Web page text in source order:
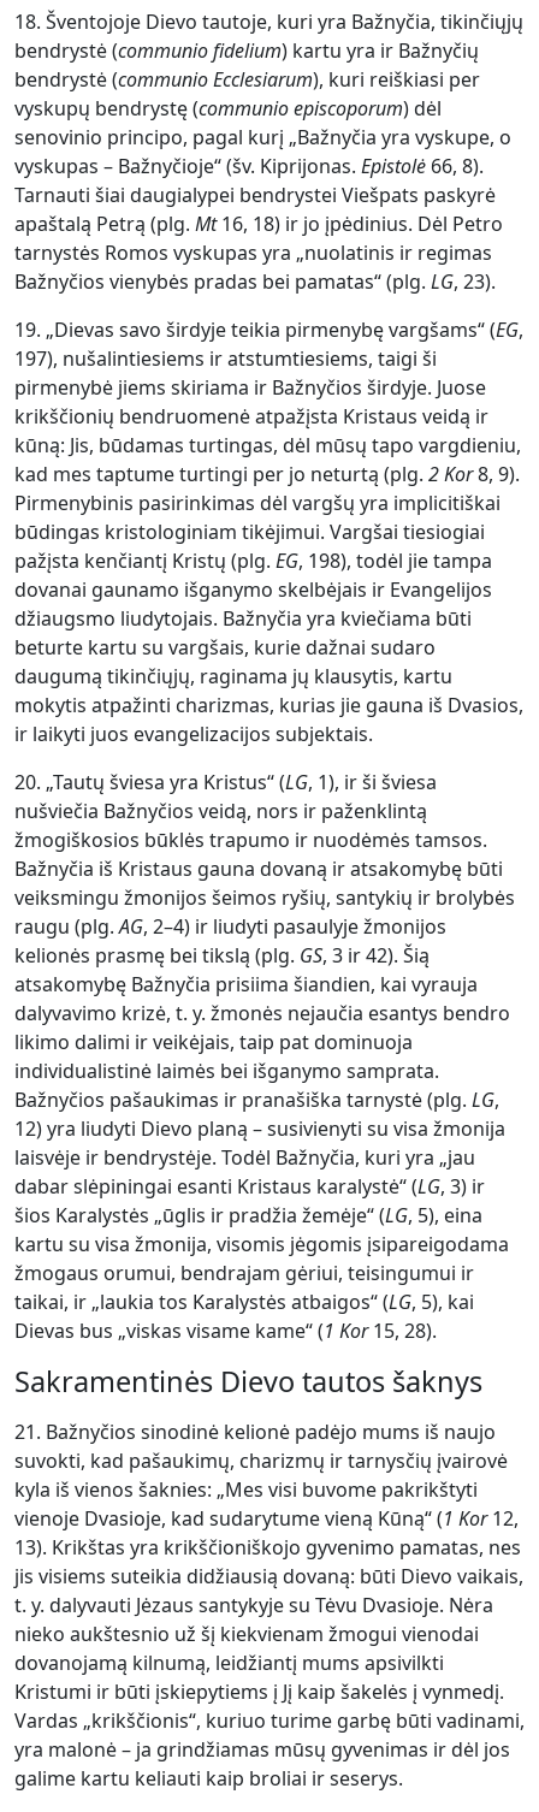
18. Šventojoje Dievo tautoje, kuri yra Bažnyčia, tikinčiųjų
bendrystė (communio fidelium) kartu yra ir Bažnyčių
bendrystė (communio Ecclesiarum), kuri reiškiasi per
vyskupų bendrystę (communioepiscoporum) dėl
senovinio principo, pagal kurį „Bažnyčia yra vyskupe, o
vyskupas – Bažnyčioje“ (šv. Kiprijonas. Epistolė 66, 8).
Tarnauti šiai daugialypei bendrystei Viešpats paskyrė
apaštalą Petrą (plg. Mt16, 18) ir jo įpėdinius. Dėl Pet­ro
tarnystės Romos vyskupas yra „nuolatinis ir regimas
Bažnyčios vienybės pradas bei pamatas“ (plg. LG, 23).
19. „Dievas savo širdyje teikia pirmenybę vargšams“ (EG,
197), nušalintiesiems ir atstumtiesiems, taigi ši
pirmenybė jiems skiriama ir Bažnyčios širdyje. Juose
krikščionių bendruomenė atpažįsta Kristaus veidą ir
kūną: Jis, būdamas turtingas, dėl mūsų tapo vargdieniu,
kad mes taptume turtingi per jo neturtą (plg. 2 Kor8, 9).
Pirmenybinis pasirinkimas dėl vargšų yra implicitiškai
būdingas kristologiniam tikėjimui. Vargšai tiesiogiai
pažįsta kenčiantį Kristų (plg. EG, 198), todėl jie tampa
dovanai gaunamo išganymo skelbėjais ir Evangelijos
džiaugsmo liudytojais. Bažnyčia yra kviečiama būti
beturte kartu su vargšais, kurie dažnai sudaro
daugumą tikinčiųjų, raginama jų klausytis, kartu
mokytis atpažinti charizmas, kurias jie gauna iš Dvasios,
ir laikyti juos evangelizacijos subjektais.
20. „Tautų šviesa yra Kristus“ (LG, 1), ir ši šviesa
nušviečia Bažnyčios veidą, nors ir paženklintą
žmogiškosios būklės trapumo ir nuodėmės tamsos.
Bažnyčia iš Kristaus gauna dovaną ir atsakomybę būti
veiksmingu žmonijos šeimos ryšių, santykių ir brolybės
raugu (plg.AG, 2–4) ir liudyti pasaulyje žmonijos
kelionės prasmę bei tikslą (plg. GS, 3 ir 42). Šią
atsakomybę Bažnyčia prisiima šiandien, kai vyrauja
dalyvavimo krizė, t. y. žmonės nejaučia esantys bendro
likimo dalimi ir veikėjais, taip pat dominuoja
individualistinė laimės bei išganymo samprata.
Bažnyčios pašaukimas ir pranašiška tarnystė (plg. LG,
12) yra liudyti Dievo planą – susivienyti su visa žmonija
laisvėje ir bendrystėje. Todėl Bažnyčia, kuri yra „jau
dabar slėpiningai esanti Kristaus karalystė“ (LG, 3) ir
šios Karalystės „ūglis ir pradžia žemėje“ (LG, 5), eina
kartu su visa žmonija, visomis jėgomis įsipareigodama
žmogaus orumui, bendrajam gėriui, teisingumui ir
taikai, ir „laukia tos Karalystės atbaigos“ (LG, 5), kai
Dievas bus „viskas visame kame“ (1 Kor15, 28).
Sakramentinės Dievo tautos šaknys
21. Bažnyčios sinodinė kelionė padėjo mums iš naujo
suvokti, kad pašaukimų, charizmų ir tarnysčių įvairovė
kyla iš vienos šaknies: „Mes visi buvome pakrikštyti
vienoje Dvasioje, kad sudarytume vieną Kūną“ (1 Kor12,
13). Krikštas yra krikščioniškojo gyvenimo pamatas, nes
jis visiems suteikia didžiausią dovaną: būti Dievo vaikais,
t. y. dalyvauti Jėzaus santykyje su Tėvu Dvasioje. Nėra
nieko aukštesnio už šį kiekvienam žmogui vienodai
dovanojamą kilnumą, leidžiantį mums apsivilkti
Kristumi ir būti įskiepytiems į Jį kaip šakelės į vynmedį.
Vardas „krikščionis“, kuriuo turime garbę būti vadinami,
yra malonė – ja grindžiamas mūsų gyvenimas ir dėl jos
galime kartu keliauti kaip broliai ir seserys.